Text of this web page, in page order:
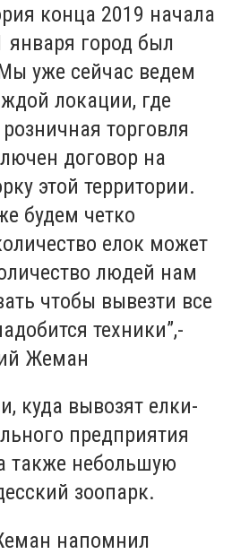
конца 2019 начала
января город был
уже сейчас ведем
локации, где
торговля
договор на
этой территории.
будем четко
елок может
людей нам
чтобы вывезти все
техники”,-
Жеман
куда вывозят елки-
предприятия
а также небольшую
зоопарк.
напомнил